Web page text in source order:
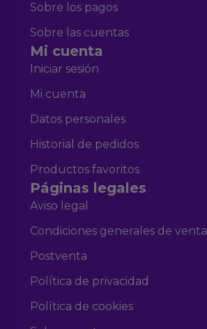
Sobre los pagos
Sobre las cuentas
Mi cuenta
Iniciar sesión
Mi cuenta
Datos personales
Historial de pedidos
Productos favoritos
Páginas legales
Aviso legal
Condiciones generales de venta
Postventa
Política de privacidad
Política de cookies